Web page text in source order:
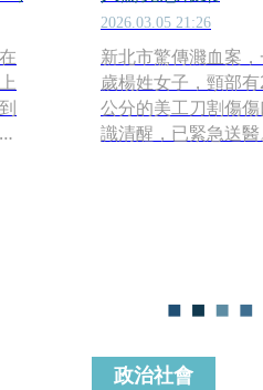
2026.03.05 21:26
新北市驚傳濺血案
歲楊姓女子，頸部
公分的美工刀割傷
識清醒，已緊急送醫
政治社會